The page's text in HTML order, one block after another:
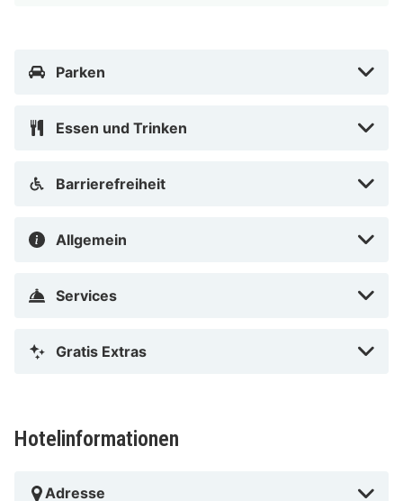
Parken
Essen und Trinken
Barrierefreiheit
Allgemein
Services
Gratis Extras
Hotelinformationen
Adresse